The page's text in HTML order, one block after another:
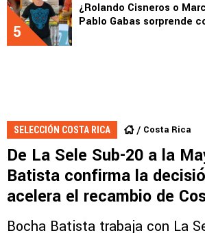
5
¿Rolando Cisneros o
Pablo Gabas sorprende
SELECCIÓN COSTA RICA Costa Rica
De La Sele Sub-20 a la
Batista confirma la
acelera el recambio de
Bocha Batista trabaja con La